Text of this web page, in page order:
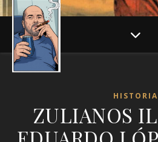
HISTORIA
ZULIANOS